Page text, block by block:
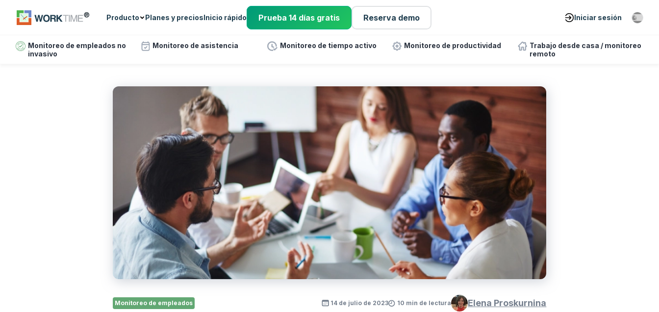
Producto Planes y preciosInicio rápido Prueba 14 días gratis Reserva demo Iniciar sesión
Monitoreo de empleados no
invasivo
Monitoreo de asistencia Monitoreo de tiempo activo Monitoreo de productividad
Trabajo desde casa / monitoreo
remoto
Monitoreo de empleados 14 de julio de 2023 10 min de lectura Elena Proskurnina